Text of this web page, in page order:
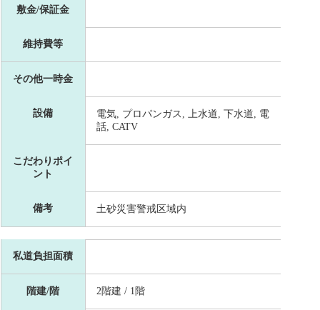
敷金/保証金
維持費等
その他一時金
設備
電気, プロパンガス, 上水道, 下水道, 電
話, CATV
こだわりポイ
ント
備考 土砂災害警戒区域内
私道負担面積
階建/階 2階建 / 1階